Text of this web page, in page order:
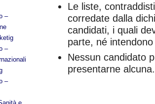
–
–
–
Le liste,
corredate dalla
candidati, i quali
parte, né
Nessun candidato
presentarne alcuna.